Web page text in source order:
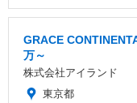
GRACE
万～
株式会社アイランド
東京都